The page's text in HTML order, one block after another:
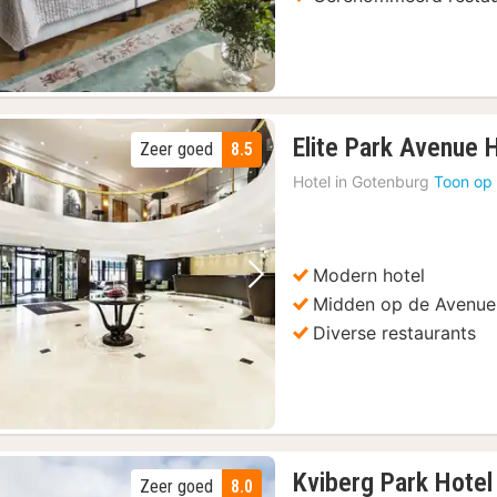
Vorige foto Volgende foto
8.5
Zeer goed Elite Park Avenue
Hotel in Gotenburg Toon
Modern hotel
Midden op de Avenue
Diverse restaurants
8.0
Zeer goed Kviberg Park